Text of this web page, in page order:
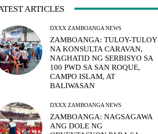
ARTICLES
DXXX ZAMBOANGA NEWS
ZAMBOANGA: TULOY-TULOY
NA KONSULTA CARAVAN,
NAGHATID NG SERBISYO SA
100 PWD SA SAN ROQUE,
CAMPO ISLAM, AT
BALIWASAN
DXXX ZAMBOANGA NEWS
ZAMBOANGA: NAGSAGAWA
ANG DOLE NG